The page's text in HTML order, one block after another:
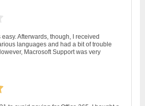
Afterwards, though, I received
languages and had a bit of trouble
Macrosoft Support was very